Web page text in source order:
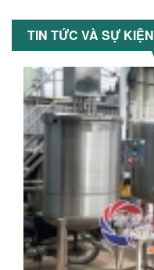
TIN TỨC VÀ SỰ KIỆN